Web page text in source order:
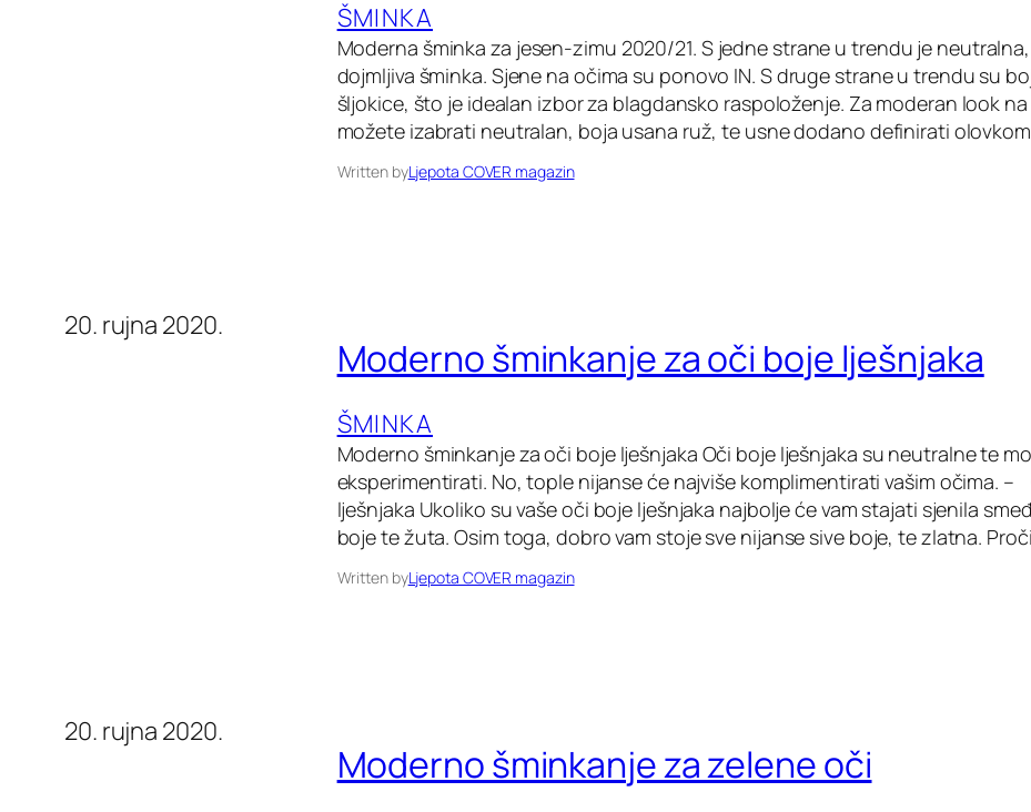
ŠMINKA
Moderna šminka za jesen-zimu 2020/21. S jedne strane u trendu je
dojmljiva šminka. Sjene na očima su ponovo IN. S druge strane u trendu su
šljokice, što je idealan izbor za blagdansko raspoloženje. Za moderan look
možete izabrati neutralan, boja usana ruž, te usne dodano definirati
Written byLjepota COVER magazin
20. rujna 2020.
Moderno šminkanje za oči boje lješnjaka
ŠMINKA
Moderno šminkanje za oči boje lješnjaka Oči boje lješnjaka su neutralne te
eksperimentirati. No, tople nijanse će najviše komplimentirati vašim očima. –
lješnjaka Ukoliko su vaše oči boje lješnjaka najbolje će vam stajati sjenila
boje te žuta. Osim toga, dobro vam stoje sve nijanse sive boje, te zlatna.
Written byLjepota COVER magazin
20. rujna 2020.
Moderno šminkanje za zelene oči